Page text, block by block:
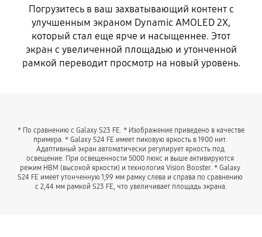
Погрузитесь в ваш захватывающий контент с
улучшенным экраном Dynamic AMOLED 2X,
который стал еще ярче и насыщеннее. Этот
экран с увеличенной площадью и утонченной
рамкой переводит просмотр на новый уровень.
* По сравнению с Galaxy S23 FE. * Изображение приведено в качестве
примера. * Galaxy S24 FE имеет пиковую яркость в 1900 нит.
Адаптивный экран автоматически регулирует яркость под
освещение. При освещенности 5000 люкс и выше активируются
режим HBM (высокой яркости) и технология Vision Booster. * Galaxy
S24 FE имеет утонченную 1,99 мм рамку слева и справа по сравнению
с 2,44 мм рамкой S23 FE, что увеличивает площадь экрана.